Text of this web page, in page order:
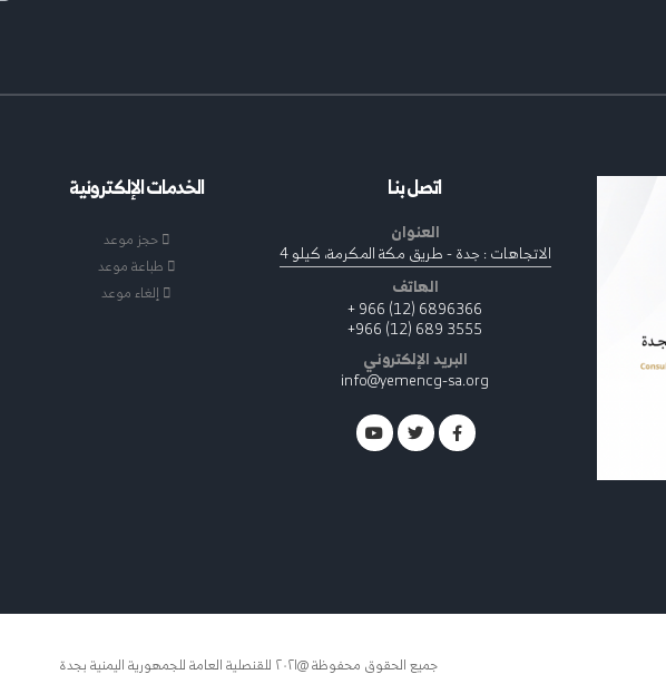
اتصل بنا
العنوان
الاتجاهات : جدة - طريق مكة المكرمة، كيلو 4
الهاتف
6896366 (12) 966 +
3555 689 (12) 966+
البريد الإلكتروني
info@yemencg-sa.org
الخدمات الإلكترونية
حجز موعد
طباعة موعد
إلغاء موعد
جميع الحقوق محفوظة @٢٠٢١ للقنصلية العامة للجمهورية اليمنية بجدة